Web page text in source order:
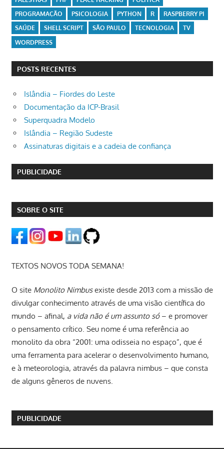
PROGRAMAÇÃO
PSICOLOGIA PYTHON R
RASPBERRY PI
SAÚDE
SHELL SCRIPT SÃO PAULO TECNOLOGIA
TV
WORDPRESS
POSTS RECENTES
Islândia – Fiordes do Leste
Documentação da ICP-Brasil
Superquadra Modelo
Islândia – Região Sudeste
Assinaturas digitais e a cadeia de confiança
PUBLICIDADE
SOBRE O SITE
TEXTOS NOVOS TODA SEMANA!
O site Monolito Nimbusexiste desde 2013 com a missão de
divulgar conhecimento através de uma visão científica do
mundo – afinal, a vida não é um assunto só– e promover
o pensamento crítico. Seu nome é uma referência ao
monolito da obra “2001: uma odisseia no espaço”, que é
uma ferramenta para acelerar o desenvolvimento humano,
e à meteorologia, através da palavra nimbus – que consta
de alguns gêneros de nuvens.
PUBLICIDADE